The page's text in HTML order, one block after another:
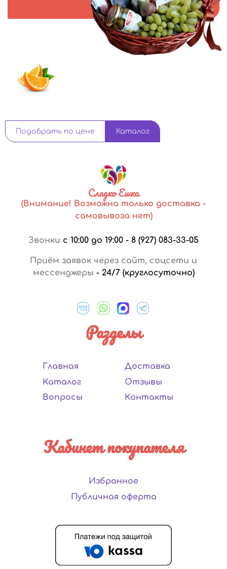
Подобрать по цене Каталог
Сладко Ешка
(Внимание! Возможна только доставка -
самовывоза нет)
Звонки с 10:00 до 19:00 - 8 (927) 083-33-05
Приём заявок через сайт, соцсети и
мессенджеры - 24/7 (круглосуточно)
Разделы
Главная
Каталог
Вопросы
Доставка
Отзывы
Контакты
Кабинет покупателя
Избранное
Публичная оферта